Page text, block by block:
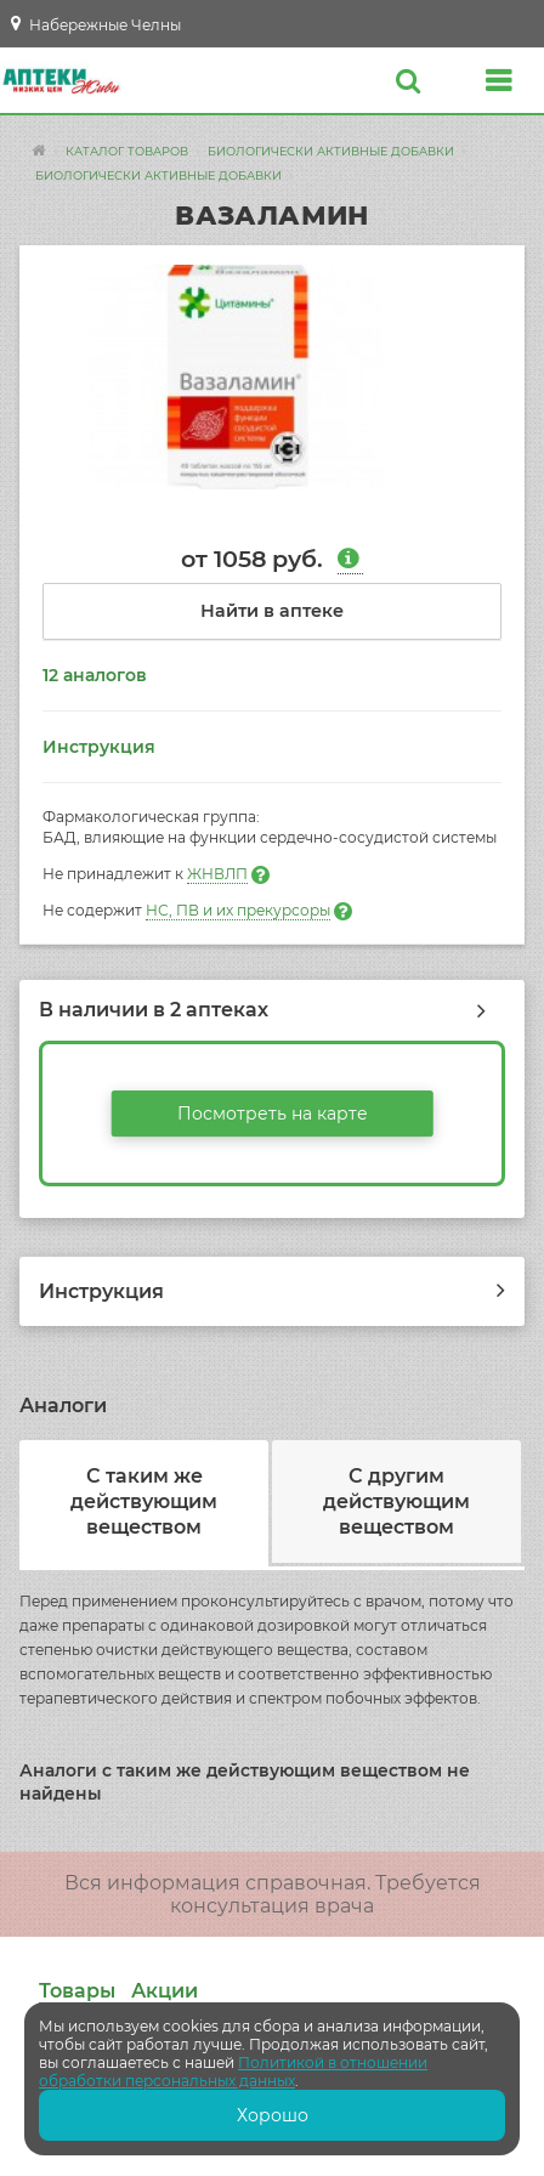
Набережные Челны
КАТАЛОГ ТОВАРОВ
БИОЛОГИЧЕСКИ АКТИВНЫЕ ДОБАВКИ
БИОЛОГИЧЕСКИ АКТИВНЫЕ ДОБАВКИ
ВАЗАЛАМИН
от1058 руб.
Найти в аптеке
12 аналогов
Инструкция
Фармакологическая группа:
БАД, влияющие на функции сердечно-сосудистой системы
Не принадлежит кЖНВЛП
Не содержит НС, ПВ и их прекурсоры
В наличии в 2 аптеках
Посмотреть на карте
Инструкция
Аналоги
С таким же
действующим
веществом
С другим
действующим
веществом
Перед применением проконсультируйтесь с врачом, потому что
даже препараты с одинаковой дозировкой могут отличаться
степенью очистки действующего вещества, составом
вспомогательных веществ и соответственно эффективностью
терапевтического действия и спектром побочных эффектов.
Аналоги с таким же действующим веществом не
найдены
Вся информация справочная. Требуется
консультация врача
Товары Акции
О компании
Общество с ограниченной ответственностью "АПТЕКИ ЖИВИ"
Политика обработки персональных данных
Мы используем cookies для сбора и анализа информации,
чтобы сайт работал лучше. Продолжая использовать сайт,
вы соглашаетесь с нашей Политикой в отношении
обработки персональных данных.
Хорошо